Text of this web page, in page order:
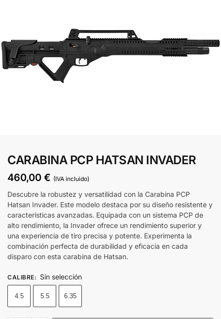
CARABINA PCP HATSAN INVADER
460,00 € (IVA incluido)
Descubre la robustez y versatilidad con la Carabina PCP
Hatsan Invader. Este modelo destaca por su diseño resistente y
características avanzadas. Equipada con un sistema PCP de
alto rendimiento, la Invader ofrece un rendimiento superior y
una experiencia de tiro precisa y potente. Experimenta la
combinación perfecta de durabilidad y eficacia en cada
disparo con esta carabina de Hatsan.
CALIBRE: Sin selección
4.5 5.5 6.35